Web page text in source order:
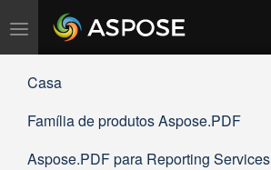
Alternar
navegação
Casa
Família de produtos Aspose.PDF
Aspose.PDF para Reporting Services